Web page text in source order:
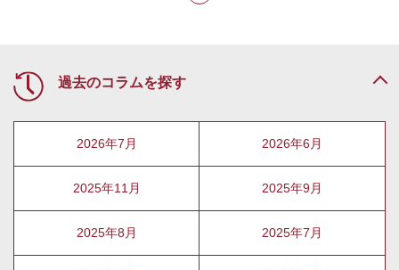
過去のコラムを探す
2026年7月 2026年6月
2025年11月 2025年9月
2025年8月 2025年7月